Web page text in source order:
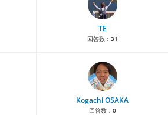
TE
回答数： 31
Kogachi OSAKA
回答数： 0